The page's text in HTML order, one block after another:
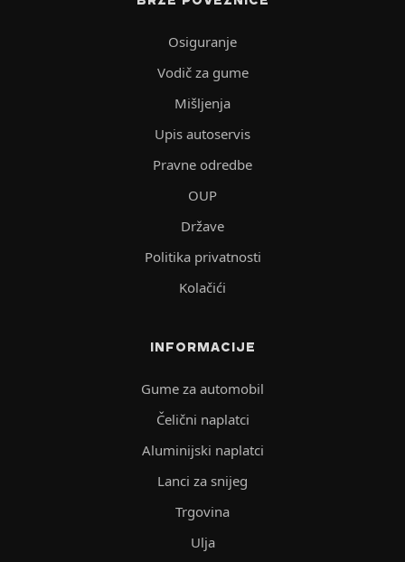
Osiguranje
Vodič za gume
Mišljenja
Upis autoservis
Pravne odredbe
OUP
Države
Politika privatnosti
Kolačići
INFORMACIJE
Gume za automobil
Čelični naplatci
Aluminijski naplatci
Lanci za snijeg
Trgovina
Ulja